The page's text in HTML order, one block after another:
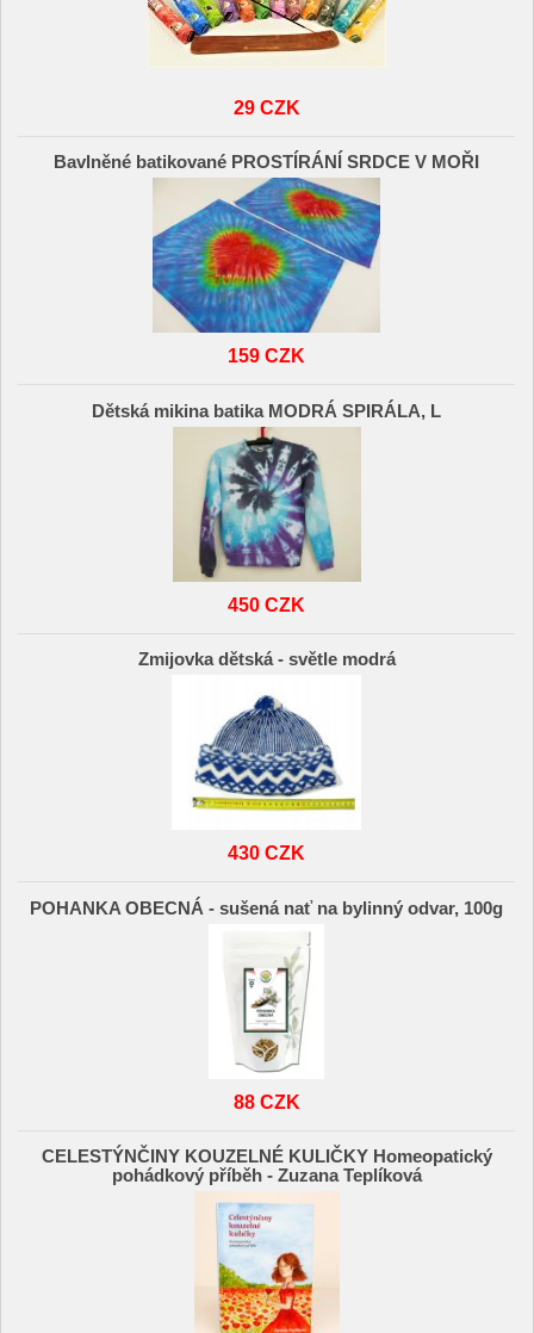
29 CZK
Bavlněné batikované PROSTÍRÁNÍ SRDCE V MOŘI
159 CZK
Dětská mikina batika MODRÁ SPIRÁLA, L
450 CZK
Zmijovka dětská - světle modrá
430 CZK
POHANKA OBECNÁ - sušená nať na bylinný odvar, 100g
88 CZK
CELESTÝNČINY KOUZELNÉ KULIČKY Homeopatický
pohádkový příběh - Zuzana Teplíková